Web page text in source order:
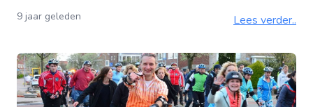
9 jaar geleden Lees verder..